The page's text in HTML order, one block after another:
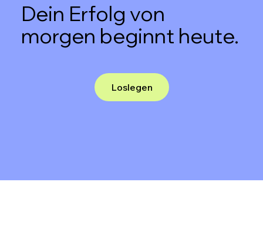
Dein Erfolg von
morgen beginnt heute.
Loslegen